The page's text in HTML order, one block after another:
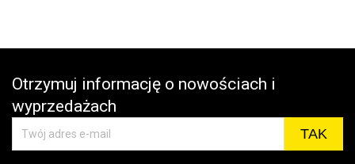
Otrzymuj informację o nowościach i
wyprzedażach